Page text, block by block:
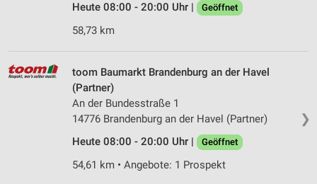
Heute 08:00 - 20:00 Uhr |
Geöffnet
58,73 km
❯
toom Baumarkt Brandenburg an der Havel
(Partner)
An der Bundesstraße 1
14776 Brandenburg an der Havel (Partner)
Heute 08:00 - 20:00 Uhr |
Geöffnet
54,61 km • Angebote: 1 Prospekt